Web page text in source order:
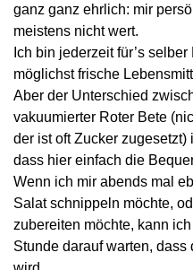
ganz ganz ehrlich: mir
meistens nicht wert.
Ich bin jederzeit für’s
möglichst frische
Aber der Unterschied
vakuumierter Roter Bete
der ist oft Zucker
dass hier einfach die
Wenn ich mir abends mal
Salat schnippeln möchte,
zubereiten möchte, kann
Stunde darauf warten,